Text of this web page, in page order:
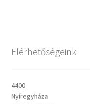
Cseri Kálmán: A
Elérhetőségeink
4400
Nyíregyháza